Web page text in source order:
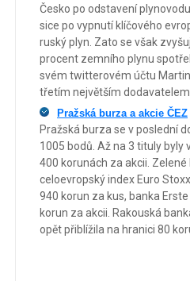
Česko po odstavení
sice po vypnutí klíčového
ruský plyn. Zato se však
procent zemního plynu
svém twitterovém účtu
třetím největším
Pražská burza a akcie ČEZ
Pražská burza se v poslední
1005 bodů. Až na 3 tituly
400 korunách za akcii.
celoevropský index Euro
940 korun za kus, banka
korun za akcii. Rakouská
opět přiblížila na hranici 80